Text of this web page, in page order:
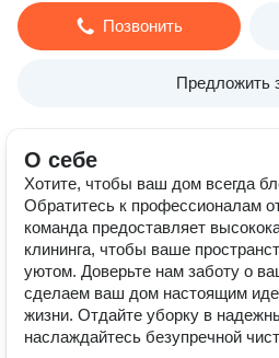
Позвонить
Предложить
О себе
Хотите, чтобы ваш дом всегда
Обратитесь к профессионалам
команда предоставляет
клининга, чтобы ваше
уютом. Доверьте нам заботу о
сделаем ваш дом настоящим
жизни. Отдайте уборку в
наслаждайтесь безупречной